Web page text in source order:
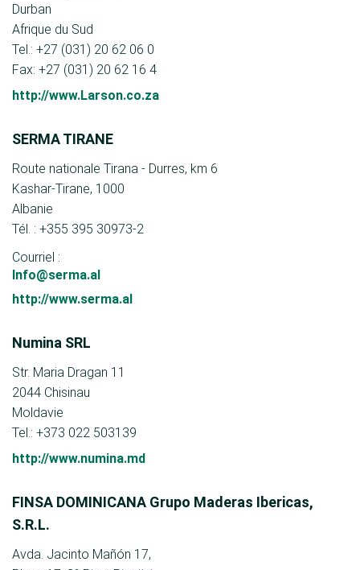
Durban
Afrique du Sud
Tel.: +27 (031) 20 62 06 0
Fax: +27 (031) 20 62 16 4
http://www.Larson.co.za
SERMA TIRANE
Route nationale Tirana - Durres, km 6
Kashar-Tirane, 1000
Albanie
Tél. : +355 395 30973-2
Courriel :
Info@serma.al
http://www.serma.al
Numina SRL
Str. Maria Dragan 11
2044 Chisinau
Moldavie
Tel.: +373 022 503139
http://www.numina.md
FINSA DOMINICANA Grupo Maderas Ibericas,
S.R.L.
Avda. Jacinto Mañón 17,